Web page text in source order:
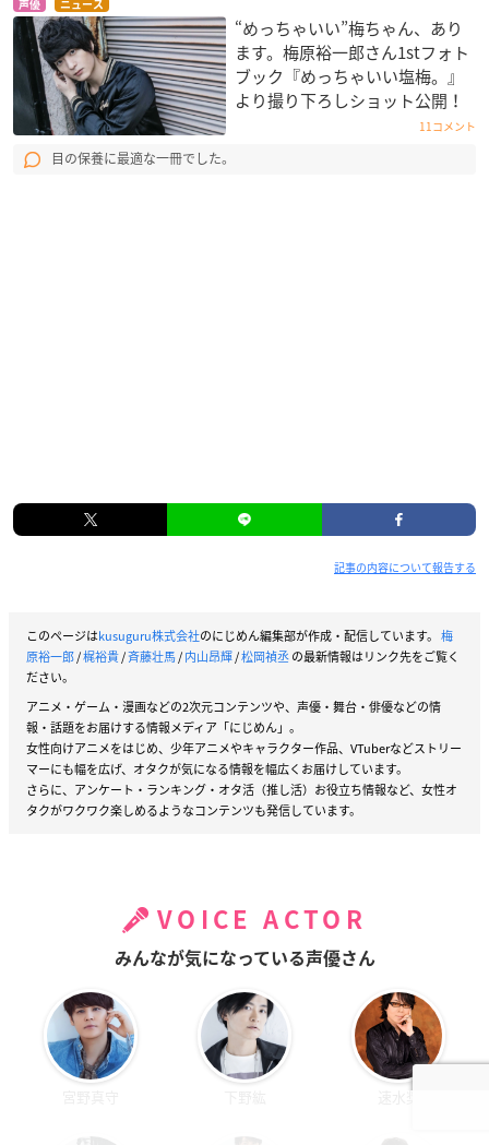
声優 ニュース
“めっちゃいい”梅ちゃん、あり
ます。梅原裕一郎さん1stフォト
ブック『めっちゃいい塩梅。』
より撮り下ろしショット公開！
11コメント
目の保養に最適な一冊でした。
記事の内容について報告する
このページはkusuguru株式会社のにじめん編集部が作成・配信しています。 梅
原裕一郎/梶裕貴/斉藤壮馬/内山昂輝/松岡禎丞の最新情報はリンク先をご覧く
ださい。
アニメ・ゲーム・漫画などの2次元コンテンツや、声優・舞台・俳優などの情
報・話題をお届けする情報メディア「にじめん」。
女性向けアニメをはじめ、少年アニメやキャラクター作品、VTuberなどストリー
マーにも幅を広げ、オタクが気になる情報を幅広くお届けしています。
さらに、アンケート・ランキング・オタ活（推し活）お役立ち情報など、女性オ
タクがワクワク楽しめるようなコンテンツも発信しています。
VOICE ACTOR
みんなが気になっている声優さん
速水奨